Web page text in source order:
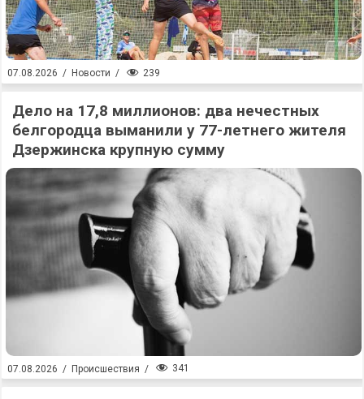
07.08.2026 / Новости / 239
Дело на 17,8 миллионов: два нечестных
белгородца выманили у 77-летнего жителя
Дзержинска крупную сумму
07.08.2026 / Происшествия / 341